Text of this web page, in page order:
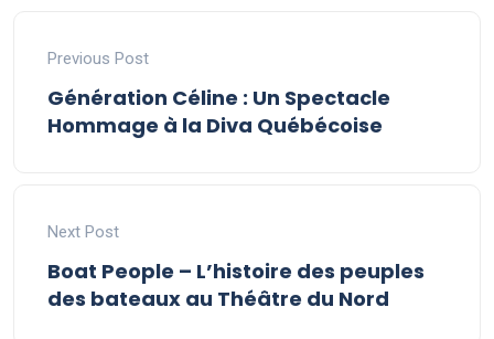
Previous Post
Génération Céline : Un Spectacle
Hommage à la Diva Québécoise
Next Post
Boat People – L’histoire des peuples
des bateaux au Théâtre du Nord